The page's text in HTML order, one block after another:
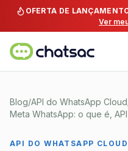
Pular para o conteúdo
OFERTA DE
Ver
Blog/API do WhatsApp Cloud
Meta WhatsApp: o que é,
API DO WHATSAPP CLOUD